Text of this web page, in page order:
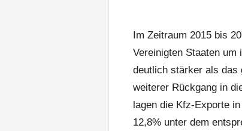
Im Zeitraum 2015 bis
Vereinigten Staaten um
deutlich stärker als das
weiterer Rückgang in
lagen die Kfz-Exporte
12,8% unter dem